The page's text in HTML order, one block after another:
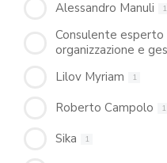
Alessandro Manuli 1
Consulente esperto
organizzazione e
Lilov Myriam 1
Roberto Campolo 1
Sika 1